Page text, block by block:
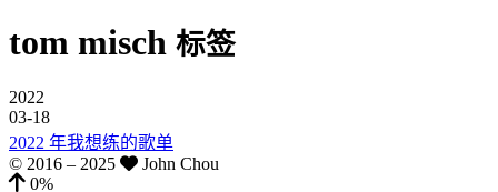
tom misch 标签
2022
03-18
2022 年我想练的歌单
© 2016 – 2025
John Chou
0%